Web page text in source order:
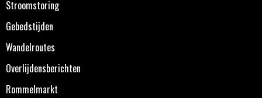
Stroomstoring
Gebedstijden
Wandelroutes
Overlijdensberichten
Rommelmarkt